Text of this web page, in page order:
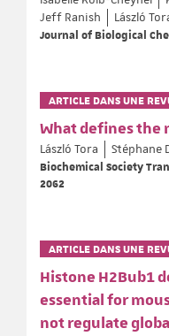
Jeff Ranish
László
Journal of Biological
ARTICLE DANS UNE
What defines the
László Tora
Stéphane
Biochemical Society
2062
ARTICLE DANS UNE
Histone H2Bub1
essential for
not regulate